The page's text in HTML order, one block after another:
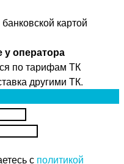
картой
у оператора
по тарифам ТК
другими ТК.
с политикой